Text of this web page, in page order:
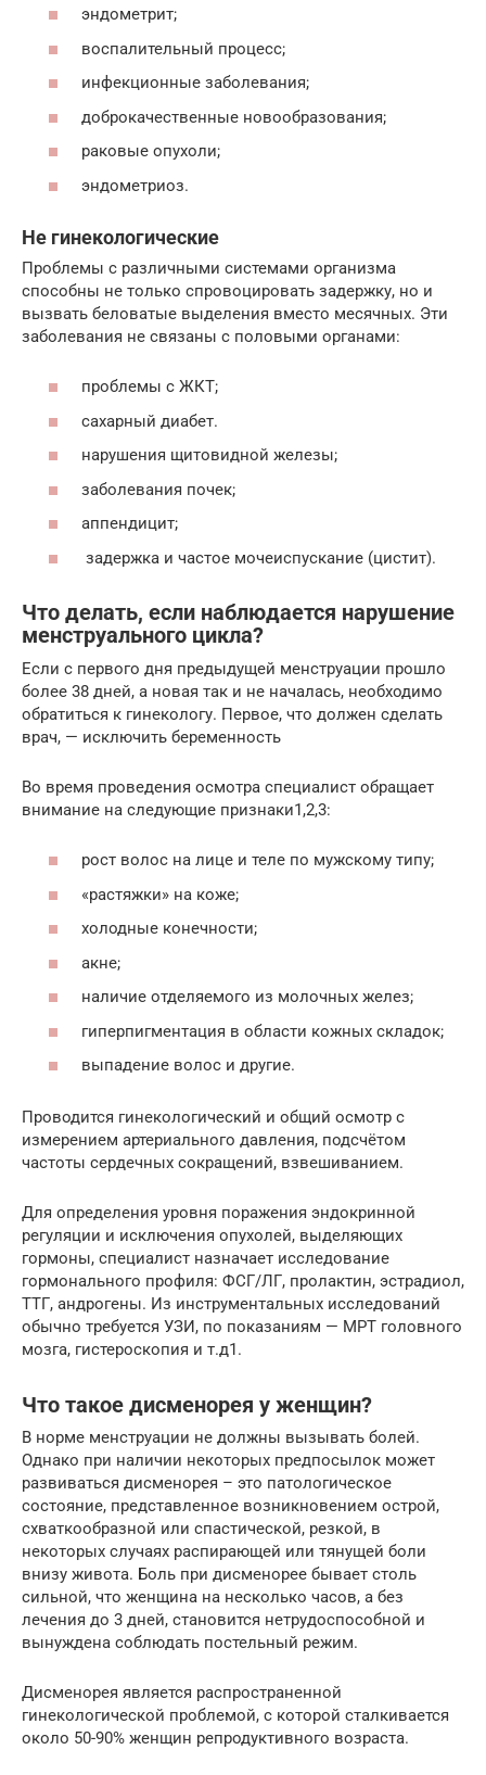
эндометрит;
воспалительный процесс;
инфекционные заболевания;
доброкачественные новообразования;
раковые опухоли;
эндометриоз.
Не гинекологические
Проблемы с различными системами организма
способны не только спровоцировать задержку, но и
вызвать беловатые выделения вместо месячных. Эти
заболевания не связаны с половыми органами:
проблемы с ЖКТ;
сахарный диабет.
нарушения щитовидной железы;
заболевания почек;
аппендицит;
задержка и частое мочеиспускание (цистит).
Что делать, если наблюдается нарушение
менструального цикла?
Если с первого дня предыдущей менструации прошло
более 38 дней, а новая так и не началась, необходимо
обратиться к гинекологу. Первое, что должен сделать
врач, — исключить беременность
Во время проведения осмотра специалист обращает
внимание на следующие признаки1,2,3:
рост волос на лице и теле по мужскому типу;
«растяжки» на коже;
холодные конечности;
акне;
наличие отделяемого из молочных желез;
гиперпигментация в области кожных складок;
выпадение волос и другие.
Проводится гинекологический и общий осмотр с
измерением артериального давления, подсчётом
частоты сердечных сокращений, взвешиванием.
Для определения уровня поражения эндокринной
регуляции и исключения опухолей, выделяющих
гормоны, специалист назначает исследование
гормонального профиля: ФСГ/ЛГ, пролактин, эстрадиол,
ТТГ, андрогены. Из инструментальных исследований
обычно требуется УЗИ, по показаниям — МРТ головного
мозга, гистероскопия и т.д1.
Что такое дисменорея у женщин?
В норме менструации не должны вызывать болей.
Однако при наличии некоторых предпосылок может
развиваться дисменорея – это патологическое
состояние, представленное возникновением острой,
схваткообразной или спастической, резкой, в
некоторых случаях распирающей или тянущей боли
внизу живота. Боль при дисменорее бывает столь
сильной, что женщина на несколько часов, а без
лечения до 3 дней, становится нетрудоспособной и
вынуждена соблюдать постельный режим.
Дисменорея является распространенной
гинекологической проблемой, с которой сталкивается
около 50-90% женщин репродуктивного возраста.